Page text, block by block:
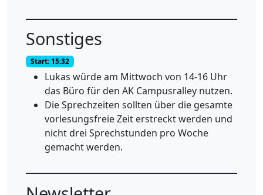
Sonstiges
Start: 15:32
Lukas würde am Mittwoch von 14-16 Uhr
das Büro für den AK Campusralley nutzen.
Die Sprechzeiten sollten über die gesamte
vorlesungsfreie Zeit erstreckt werden und
nicht drei Sprechstunden pro Woche
gemacht werden.